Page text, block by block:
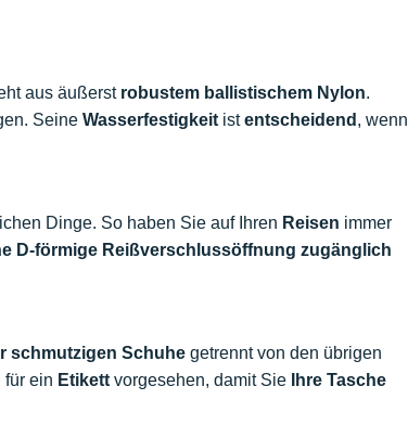
aus äußerst robustem ballistischem Nylon.
Seine Wasserfestigkeit istentscheidend , wenn
Dinge. So haben Sie auf Ihren Reisen immer
D-förmige Reißverschlussöffnung zugänglich
schmutzigen Schuhe getrennt von den übrigen
für ein Etikett vorgesehen, damit Sie
Ihre Tasche